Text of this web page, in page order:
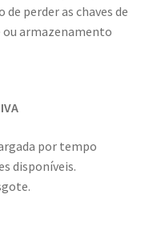
perder as chaves de
armazenamento
por tempo
disponíveis.